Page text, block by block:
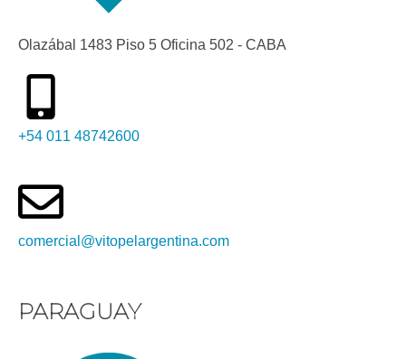
Olazábal 1483 Piso 5 Oficina 502 - CABA
+54 011 48742600​
comercial@vitopelargentina.com​
PARAGUAY